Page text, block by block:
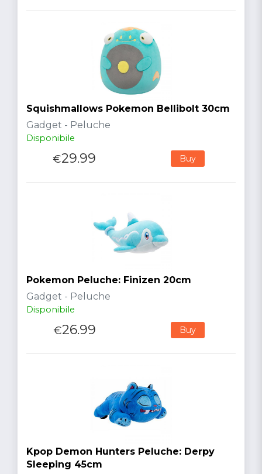
Squishmallows Pokemon Bellibolt 30cm
Gadget - Peluche
Disponibile
€29.99 Buy
Pokemon Peluche: Finizen 20cm
Gadget - Peluche
Disponibile
€26.99 Buy
Kpop Demon Hunters Peluche: Derpy
Sleeping 45cm